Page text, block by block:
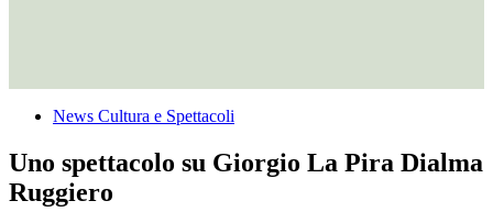
News Cultura e Spettacoli
Uno spettacolo su Giorgio La Pira Dialma
Ruggiero